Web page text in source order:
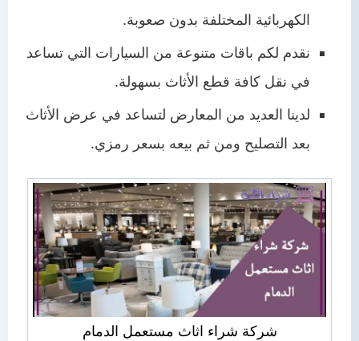
الكهربائية المختلفة بدون صعوبة.
نقدم لكم باقات متنوعة من السيارات التي تساعد
في نقل كافة قطع الأثاث بسهولة.
لدينا العديد من المعارض لتساعد في عرض الأثاث
بعد التصليح ومن ثم بيعه بسعر رمزي.
شركة شراء اثاث مستعمل الدمام